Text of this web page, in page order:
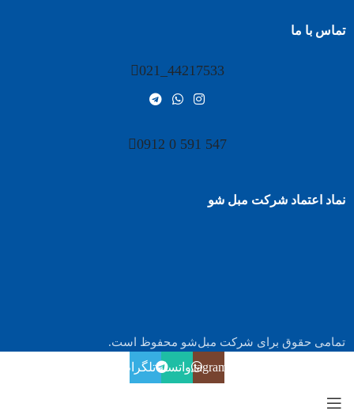
تماس با ما
44217533_021
547 591 0 0912
نماد اعتماد شرکت مبل شو
تمامی حقوق برای شرکت مبل‌شو محفوظ است.
Instagramواتساپتلگرام